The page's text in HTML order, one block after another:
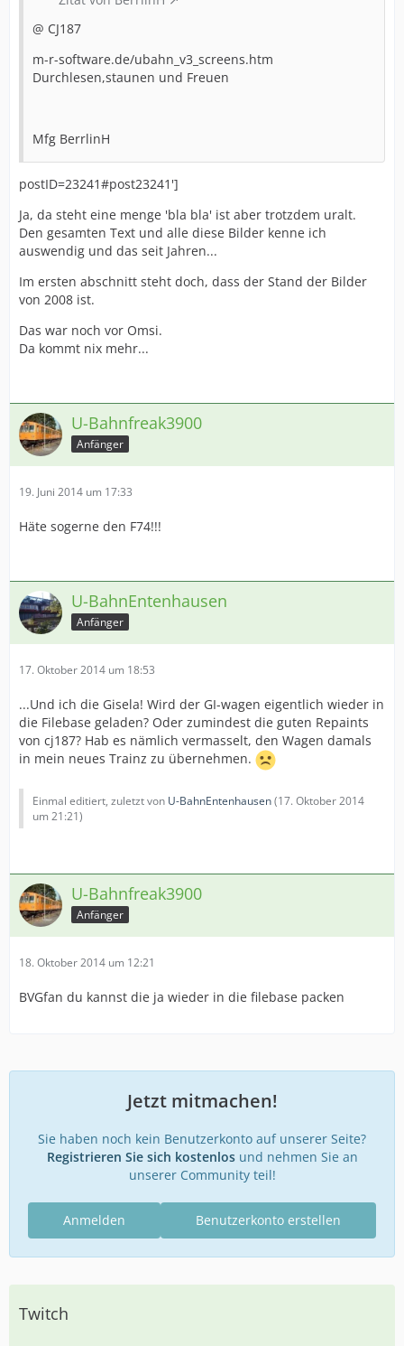
@ CJ187
m-r-software.de/ubahn_v3_screens.htm
Durchlesen,staunen und Freuen
Mfg BerrlinH
postID=23241#post23241']
Ja, da steht eine menge 'bla bla' ist aber trotzdem uralt.
Den gesamten Text und alle diese Bilder kenne ich
auswendig und das seit Jahren...
Im ersten abschnitt steht doch, dass der Stand der Bilder
von 2008 ist.
Das war noch vor Omsi.
Da kommt nix mehr...
U-Bahnfreak3900
Anfänger
19. Juni 2014 um 17:33
Häte sogerne den F74!!!
U-BahnEntenhausen
Anfänger
17. Oktober 2014 um 18:53
...Und ich die Gisela! Wird der GI-wagen eigentlich wieder in
die Filebase geladen? Oder zumindest die guten Repaints
von cj187? Hab es nämlich vermasselt, den Wagen damals
in mein neues Trainz zu übernehmen.
Einmal editiert, zuletzt von U-BahnEntenhausen(17. Oktober 2014
um 21:21)
U-Bahnfreak3900
Anfänger
18. Oktober 2014 um 12:21
BVGfan du kannst die ja wieder in die filebase packen
Jetzt mitmachen!
Sie haben noch kein Benutzerkonto auf unserer Seite?
Registrieren Sie sich kostenlosund nehmen Sie an
unserer Community teil!
Benutzerkonto erstellen
Anmelden
Twitch